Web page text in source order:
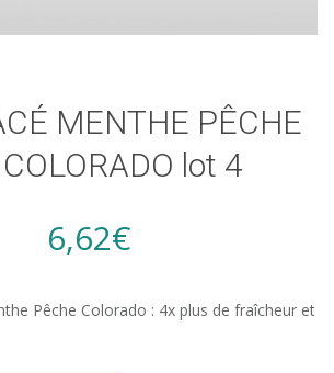
MENTHE PÊCHE
lot 4
6,62€
Pêche Colorado : 4x plus de fraîcheur et